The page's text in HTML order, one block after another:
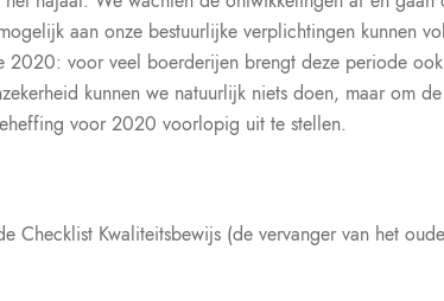
aan onze bestuurlijke verplichtingen kunnen
2020: voor veel boerderijen brengt deze periode
kunnen we natuurlijk niets doen, maar om
voor 2020 voorlopig uit te stellen.
Checklist Kwaliteitsbewijs (de vervanger van het